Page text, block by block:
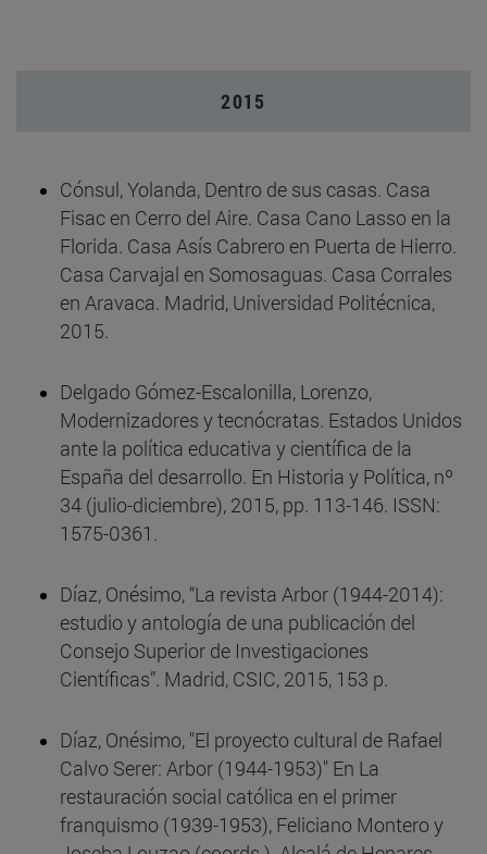
2015
Cónsul, Yolanda, Dentro de sus casas. Casa
Fisac en Cerro del Aire. Casa Cano Lasso en la
Florida. Casa Asís Cabrero en Puerta de Hierro.
Casa Carvajal en Somosaguas. Casa Corrales
en Aravaca. Madrid, Universidad Politécnica,
2015.
Delgado Gómez-Escalonilla, Lorenzo,
Modernizadores y tecnócratas. Estados Unidos
ante la política educativa y científica de la
España del desarrollo. En Historia y Política, nº
34 (julio-diciembre), 2015, pp. 113-146. ISSN:
1575-0361.
Díaz, Onésimo, “La revista Arbor (1944-2014):
estudio y antología de una publicación del
Consejo Superior de Investigaciones
Científicas”. Madrid, CSIC, 2015, 153 p.
Díaz, Onésimo, "El proyecto cultural de Rafael
Calvo Serer: Arbor (1944-1953)" En La
restauración social católica en el primer
franquismo (1939-1953), Feliciano Montero y